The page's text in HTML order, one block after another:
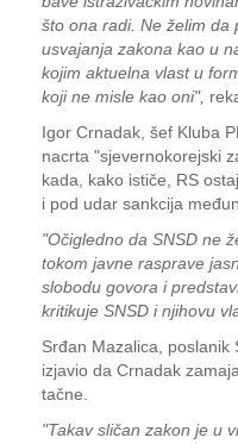
što ona radi. Ne želim da
usvajanja zakona kao u
kojim aktuelna vlast u
koji ne misle kao oni",
Igor Crnadak, šef Kluba
nacrta "sjevernokorejski
kada, kako ističe, RS
i pod udar sankcija
"Očigledno da SNSD ne
tokom javne rasprave
slobodu govora i
kritikuje SNSD i njihovu
Srđan Mazalica, poslanik
izjavio da Crnadak
tačne.
"Takav sličan zakon je u